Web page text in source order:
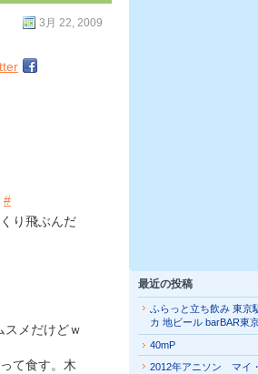
3月 22, 2009
#
り飛ぶんだ
スメだけどｗ
て食す。木
最近の投稿
ふらっと立ち飲み 東京
カ 地ビール barBAR東
40mP
2012年アニソン マイ